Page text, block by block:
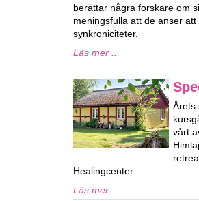
berättar några forskare om
meningsfulla att de anser
synkroniciteter.
Läs mer ...
Årets
vårt
Healingcenter.
Läs mer ...